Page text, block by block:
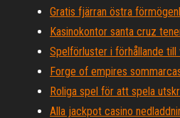
Gratis fjärran östra
Kasinokontor santa cruz
Spelförluster i förhållande till
Forge of empires
Roliga spel för att spela
Alla jackpot casino